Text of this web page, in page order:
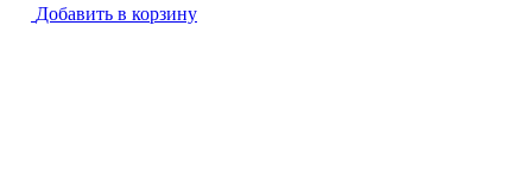
Добавить в корзину